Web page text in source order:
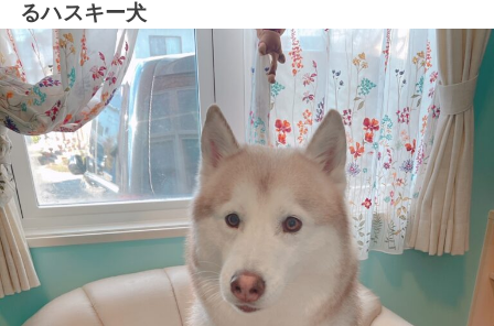
るハスキー犬